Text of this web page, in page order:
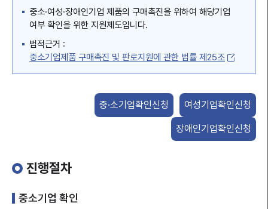
중소·여성·장애인기업 제품의 구매촉진을 위하여 해당기업
여부 확인을 위한 지원제도입니다.
법적근거 :
중소기업제품 구매촉진 및 판로지원에 관한 법률 제25조
중·소기업확인신청 여성기업확인신청
장애인기업확인신청
진행절차
중소기업 확인